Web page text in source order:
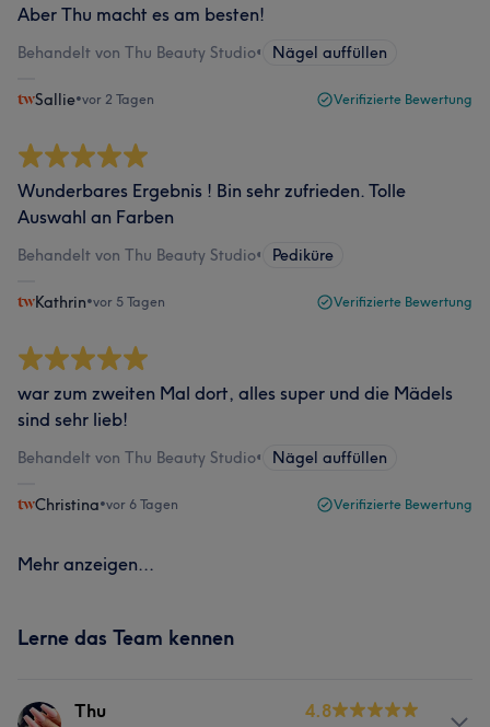
Aber Thu macht es am besten!
Behandelt von Thu Beauty Studio• Nägel auffüllen
Sallie•vor 2 Tagen Verifizierte Bewertung
Wunderbares Ergebnis ! Bin sehr zufrieden. Tolle
Auswahl an Farben
Behandelt von Thu Beauty Studio• Pediküre
Kathrin•vor 5 Tagen Verifizierte Bewertung
war zum zweiten Mal dort, alles super und die Mädels
sind sehr lieb!
Behandelt von Thu Beauty Studio• Nägel auffüllen
Christina•vor 6 Tagen Verifizierte Bewertung
Mehr anzeigen...
Lerne das Team kennen
Thu 4.8